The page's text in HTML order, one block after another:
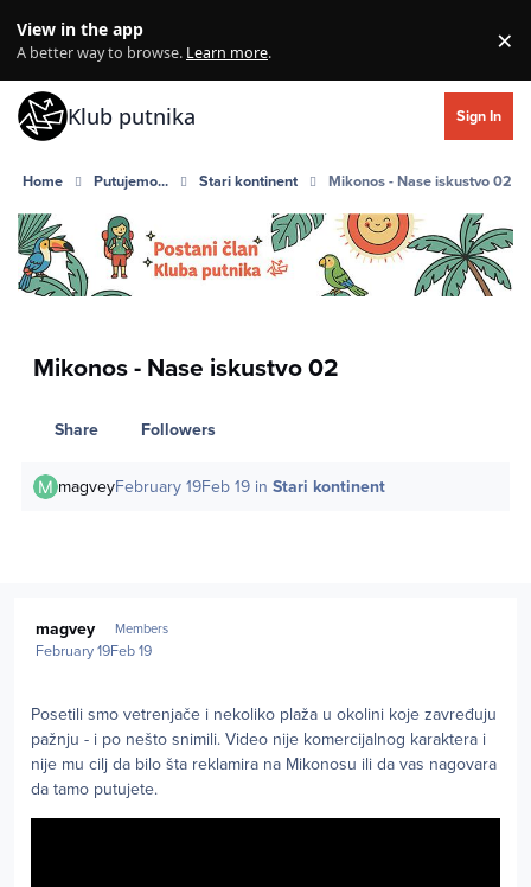
View in the app
A better way to browse. Learn more. ×
Klub putnika Sign In
Home Putujemo... Stari kontinent Mikonos - Nase iskustvo 02
Mikonos - Nase iskustvo 02
Share Followers
magveyFebruary 19Feb 19 inStari kontinent
magvey Members
February 19Feb 19
Posetili smo vetrenjače i nekoliko plaža u okolini koje zavređuju
pažnju - i po nešto snimili. Video nije komercijalnog karaktera i
nije mu cilj da bilo šta reklamira na Mikonosu ili da vas nagovara
da tamo putujete.